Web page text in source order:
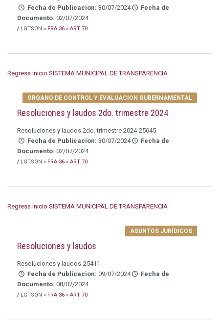
Fecha de Publicacion:30/07/2024
Fecha de
Documento: 02/07/2024
/ LGTSON » FRA 36 » ART 70
Regresa Inicio SISTEMA MUNICIPAL DE TRANSPARENCIA
ORGANO DE CONTROL Y EVALUACION GUBERNAMENTAL
Resoluciones y laudos 2do. trimestre 2024
Resoluciones y laudos 2do. trimestre 2024-25645
Fecha de Publicacion:30/07/2024
Fecha de
Documento: 02/07/2024
/ LGTSON » FRA 36 » ART 70
Regresa Inicio SISTEMA MUNICIPAL DE TRANSPARENCIA
ASUNTOS JURÍDICOS
Resoluciones y laudos
Resoluciones y laudos-25411
Fecha de Publicacion:09/07/2024
Fecha de
Documento: 08/07/2024
/ LGTSON » FRA 36 » ART 70